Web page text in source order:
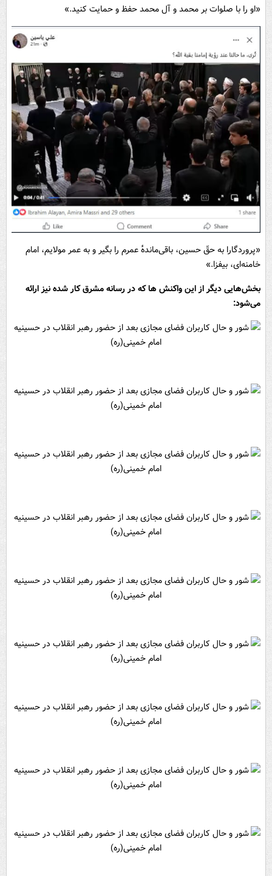
«او را با صلوات بر محمد و آل محمد حفظ و حمایت کنید.»
«پروردگارا به حقّ حسین، باقی‌مانده‌ٔ عمرم را بگیر و به عمر مولایم، امام
خامنه‌ای، بیفزا.»
بخش‌هایی دیگر از این واکنش ها که در رسانه مشرق کار شده نیز ارائه
می‌شود: